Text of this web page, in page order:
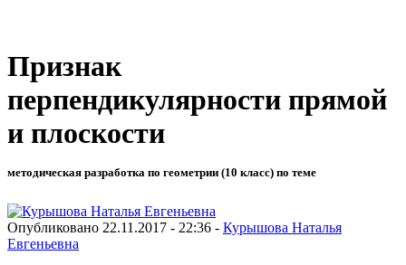
Признак
перпендикулярности прямой
и плоскости
методическая разработка по геометрии (10 класс) по теме
Опубликовано 22.11.2017 - 22:36 - Курышова Наталья
Евгеньевна